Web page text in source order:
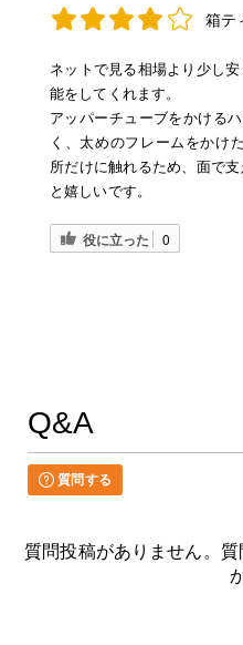
箱テ
ネットで見る相場より少し
能をしてくれます。
アッパーチューブをかける
く、太めのフレームをかけ
所だけに触れるため、面で
と嬉しいです。
役に立った 0
Q&A
質問する
質問投稿がありません。